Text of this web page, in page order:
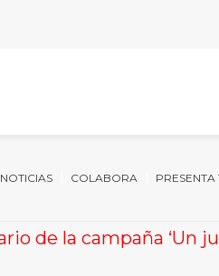
NOTICIAS COLABORA
de la campaña